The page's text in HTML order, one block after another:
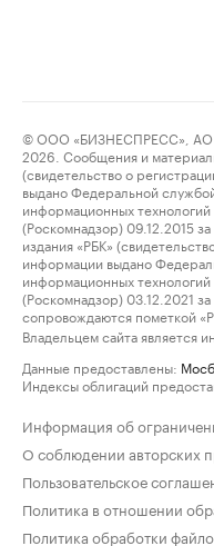
© ООО «БИЗНЕСПРЕСС», АО
2026. Сообщения и
(свидетельство о
выдано Федеральной
информационных
(Роскомнадзор) 09.12.2015
издания «РБК»
информации выдано
информационных
(Роскомнадзор) 03.12.2021
сопровождаются пометкой
Владельцем сайта является
Данные предоставлены:
Индексы облигаций
Информация об
О соблюдении авторских
Пользовательское
Политика в отношении
Политика обработки